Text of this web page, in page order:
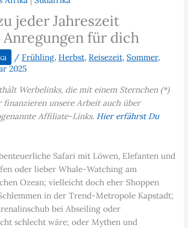
jeder Jahreszeit
für dich
/Frühling,Herbst,Reisezeit,Sommer,
2025
Werbelinks, die mit einem Sternchen (*)
finanzieren unsere Arbeit auch über
Affiliate-Links. Hier erfährst Du
Safari mit Löwen, Elefanten und
oder lieber Whale-Watching am
Ozean; vielleicht doch eher Shoppen
in der Trend-Metropole Kapstadt;
bei Abseiling oder
schlecht wäre; oder Mythen und